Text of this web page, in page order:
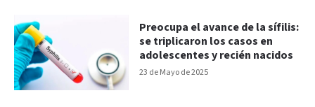
23 de Mayo de 2025
Preocupa el avance de la sífilis:
se triplicaron los casos en
adolescentes y recién nacidos